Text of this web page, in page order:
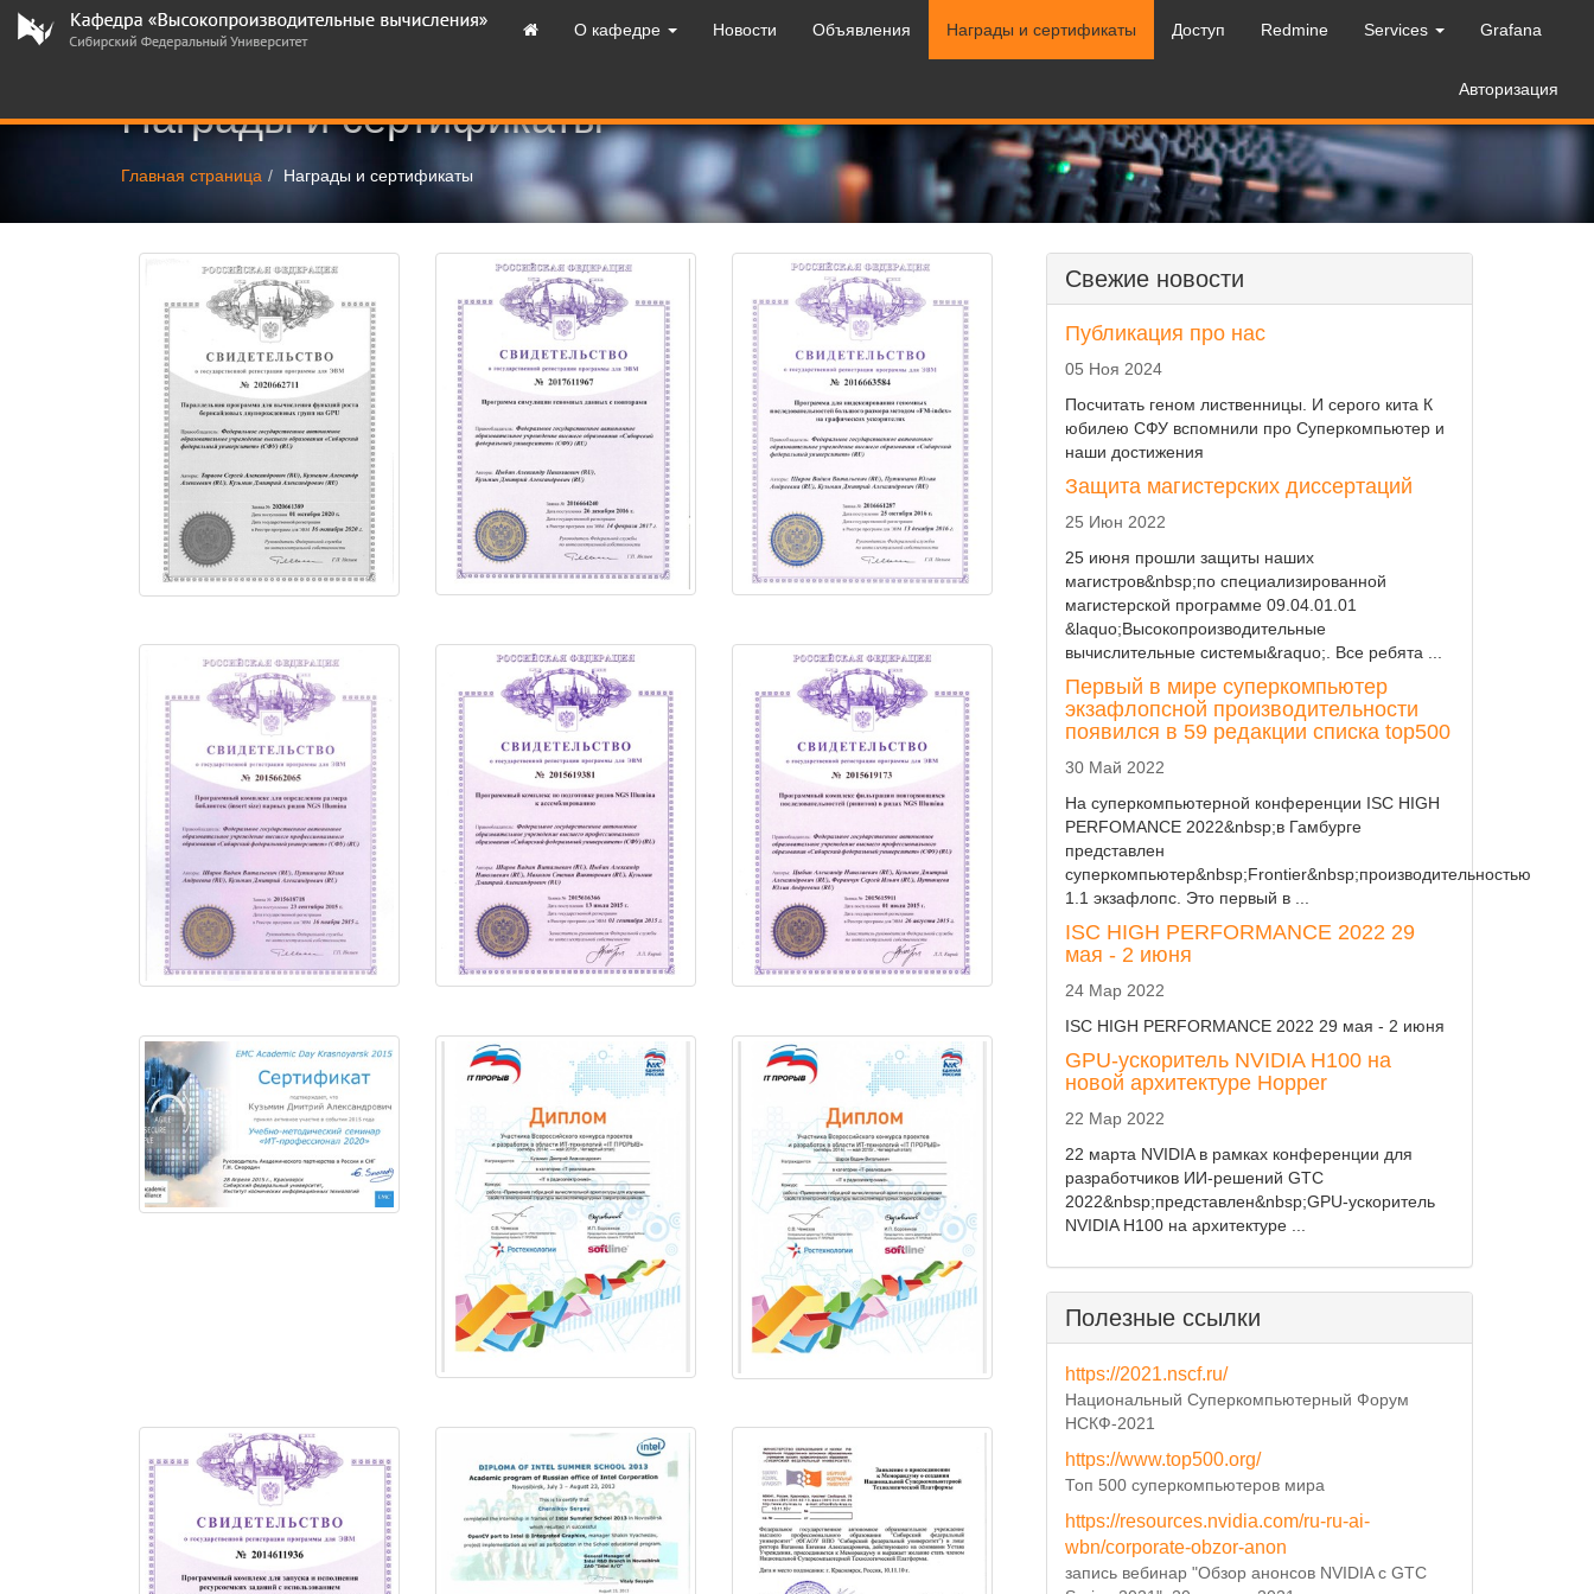
О кафедре Новости Объявления Награды и сертификаты Доступ Redmine Services Grafana
Авторизация
Награды и сертификаты
Главная страница Награды и сертификаты
Свежие новости
Публикация про нас
05 Ноя 2024
Посчитать геном лиственницы. И серого кита К
юбилею СФУ вспомнили про Суперкомпьютер и
наши достижения
Защита магистерских диссертаций
25 Июн 2022
25 июня прошли защиты наших
магистров&nbsp;по специализированной
магистерской программе 09.04.01.01
&laquo;Высокопроизводительные
вычислительные системы&raquo;. Все ребята ...
Первый в мире суперкомпьютер
экзафлопсной производительности
появился в 59 редакции списка top500
30 Май 2022
На суперкомпьютерной конференции ISC HIGH
PERFOMANCE 2022&nbsp;в Гамбурге
представлен
суперкомпьютер&nbsp;Frontier&nbsp;производительностью
1.1 экзафлопс. Это первый в ...
ISC HIGH PERFORMANCE 2022 29
мая - 2 июня
24 Мар 2022
ISC HIGH PERFORMANCE 2022 29 мая - 2 июня
GPU-ускоритель NVIDIA H100 на
новой архитектуре Hopper
22 Мар 2022
22 марта NVIDIA в рамках конференции для
разработчиков ИИ-решений GTC
2022&nbsp;представлен&nbsp;GPU-ускоритель
NVIDIA H100 на архитектуре ...
Полезные ссылки
https://2021.nscf.ru/
Национальный Суперкомпьютерный Форум
НСКФ-2021
https://www.top500.org/
Топ 500 суперкомпьютеров мира
https://resources.nvidia.com/ru-ru-ai-
wbn/corporate-obzor-anon
запись вебинар "Обзор анонсов NVIDIA с GTC